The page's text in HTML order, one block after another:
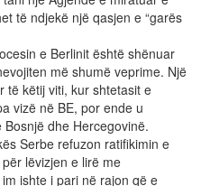
të ndjekë një qasjen e “garës
e Berlinit është shënuar
më shumë veprime. Një
të këtij viti, kur shtetasit e
vizë në BE, por ende u
dhe Hercegovinë.
Serbe refuzon ratifikimin e
lëvizjen e lirë me
ishte i pari në rajon që e